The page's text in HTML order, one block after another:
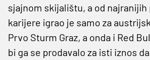
sjajnom skijalištu, a od najranijih
karijere igrao je samo za
Prvo Sturm Graz, a onda i Red
bi ga se prodavalo za isti iznos